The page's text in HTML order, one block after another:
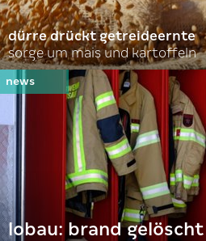
dürre drückt getreideernte
sorge um mais und kartoffeln
lobau: brand gelöscht